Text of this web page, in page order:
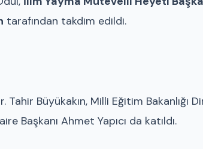
tarafından takdim edildi.
Büyükakın, Milli Eğitim Bakanlığı
Başkanı Ahmet Yapıcı da katıldı.